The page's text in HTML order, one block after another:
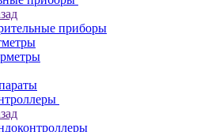
приборы